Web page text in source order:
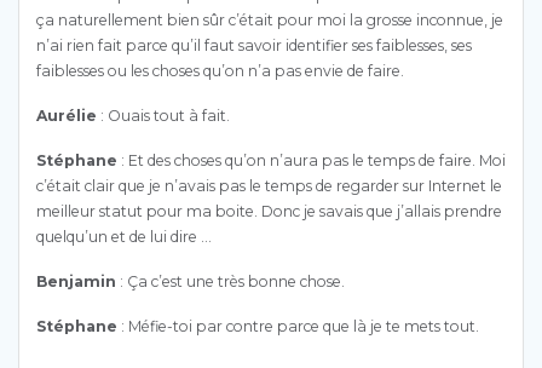
ça naturellement bien sûr c’était pour moi la grosse inconnue, je
n’ai rien fait parce qu’il faut savoir identifier ses faiblesses, ses
faiblesses ou les choses qu’on n’a pas envie de faire.
Aurélie : Ouais tout à fait.
Stéphane : Et des choses qu’on n’aura pas le temps de faire. Moi
c’était clair que je n’avais pas le temps de regarder sur Internet le
meilleur statut pour ma boite. Donc je savais que j’allais prendre
quelqu’un et de lui dire …
Benjamin : Ça c’est une très bonne chose.
Stéphane : Méfie-toi par contre parce que là je te mets tout.